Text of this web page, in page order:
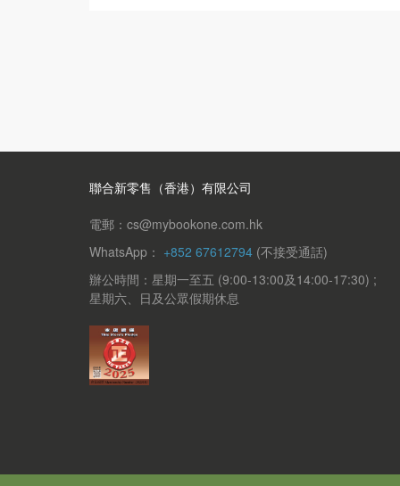
聯合新零售（香港）有限公司
電郵：cs@mybookone.com.hk
WhatsApp： +852 67612794 (不接受通話)
辦公時間：星期一至五 (9:00-13:00及14:00-17:30) ;
星期六、日及公眾假期休息